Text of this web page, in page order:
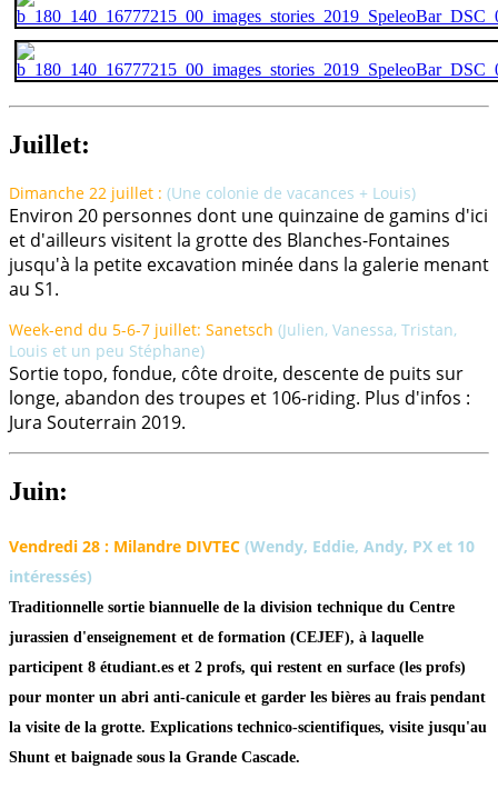
Juillet:
Dimanche 22 juillet : (Une colonie de vacances + Louis)
Environ 20 personnes dont une quinzaine de gamins d'ici
et d'ailleurs visitent la grotte des Blanches-Fontaines
jusqu'à la petite excavation minée dans la galerie menant
au S1.
Week-end du 5-6-7 juillet: Sanetsch (Julien, Vanessa, Tristan,
Louis et un peu Stéphane)
Sortie topo, fondue, côte droite, descente de puits sur
longe, abandon des troupes et 106-riding. Plus d'infos :
Jura Souterrain 2019.
Juin:
Vendredi 28 : Milandre DIVTEC (Wendy, Eddie, Andy, PX et 10
intéressés)
Traditionnelle sortie biannuelle de la division technique du Centre
jurassien d'enseignement et de formation (CEJEF), à laquelle
participent 8 étudiant.es et 2 profs, qui restent en surface (les profs)
pour monter un abri anti-canicule et garder les bières au frais pendant
la visite de la grotte. Explications technico-scientifiques, visite jusqu'au
Shunt et baignade sous la Grande Cascade.